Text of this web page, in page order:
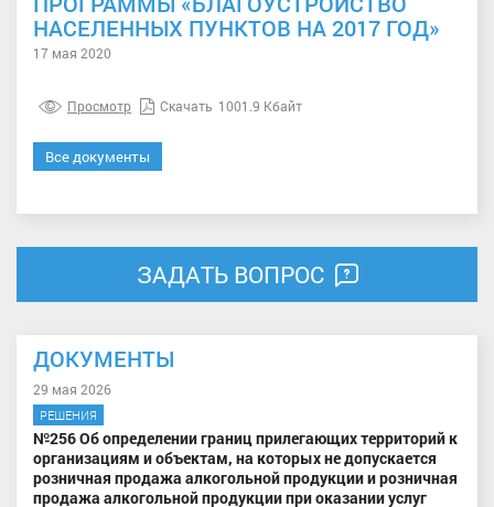
НАСЕЛЕННЫХ ПУНКТОВ НА 2017 ГОД»
17 мая 2020
Просмотр Скачать 1001.9 Кбайт
Все документы
ЗАДАТЬ ВОПРОС
ДОКУМЕНТЫ
29 мая 2026
РЕШЕНИЯ
№256 Об определении границ прилегающих территорий к
организациям и объектам, на которых не допускается
розничная продажа алкогольной продукции и розничная
продажа алкогольной продукции при оказании услуг